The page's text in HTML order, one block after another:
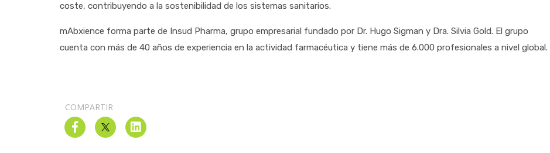
coste, contribuyendo a la sostenibilidad de los sistemas sanitarios.
mAbxience forma parte de Insud Pharma, grupo empresarial fundado por Dr. Hugo Sigman y Dra. Silvia Gold. El grupo
cuenta con más de 40 años de experiencia en la actividad farmacéutica y tiene más de 6.000 profesionales a nivel global.
COMPARTIR